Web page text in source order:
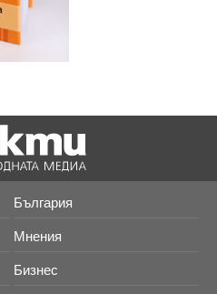
България
Мнения
Бизнес